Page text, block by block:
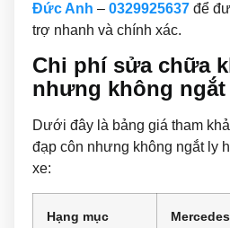
Đức Anh – 0329925637 để
trợ nhanh và chính xác.
Chi phí sửa chữa
nhưng không
Dưới đây là bảng giá tham
đạp côn nhưng không ngắt ly
xe:
Hạng mục